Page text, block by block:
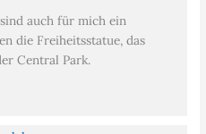
auch für mich ein
die Freiheitsstatue, das
Central Park.